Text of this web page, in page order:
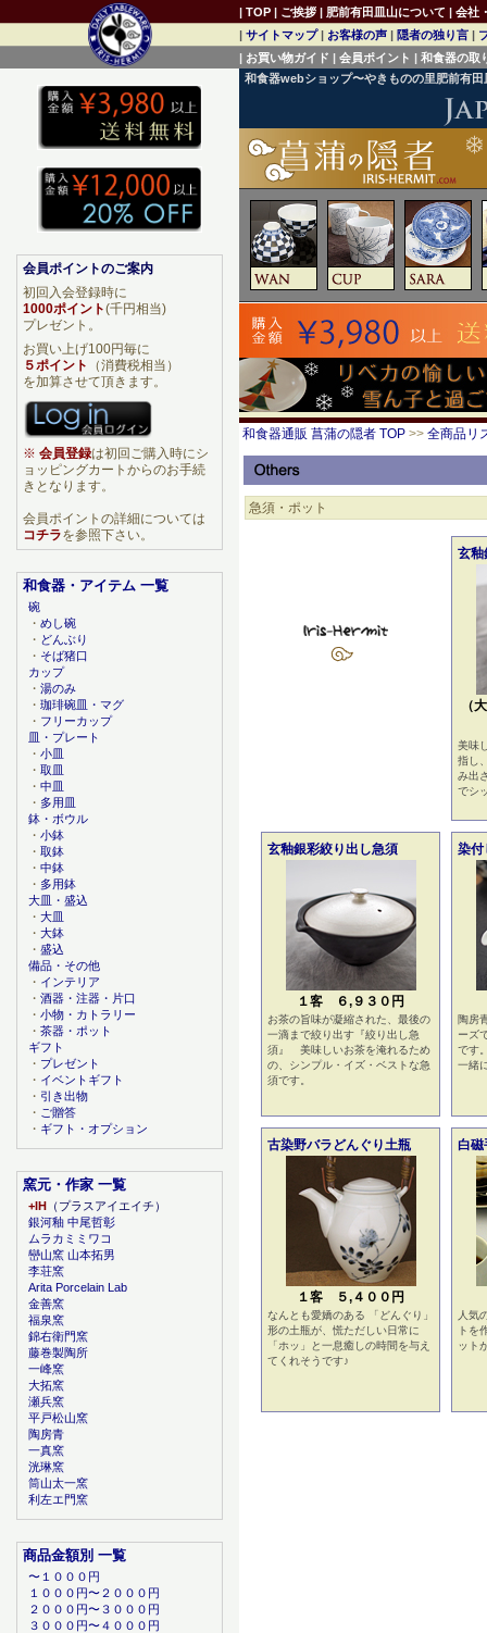
和食器webショップ〜やきものの里肥前有
和食器通販 菖蒲の隠者 TOP >> 全商品リ
急須・ポット
玄釉
（
美味
指し
み出
でシ
玄釉銀彩絞り出し急須
１客 ６,９３０円
お茶の旨味が凝縮された、最後の
一滴まで絞り出す『絞り出し急
須』 美味しいお茶を淹れるため
の、シンプル・イズ・ベストな急
須です。
染付
陶房
ーズ
です
一緒
古染野バラどんぐり土瓶
１客 ５,４００円
なんとも愛嬌のある 「どんぐり」
形の土瓶が、慌ただしい日常に
「ホッ」と一息癒しの時間を与え
てくれそうです♪
白磁
人気
トを
ット
会員ポイントのご案内
初回入会登録時に
1000ポイント(千円相当)
プレゼント。
お買い上げ100円毎に
５ポイント
（消費税相当）
を加算させて頂きます。
※ 会員登録は初回ご購入時にシ
ョッピングカートからのお手続
きとなります。
会員ポイントの詳細については
コチラを参照下さい。
和食器・アイテム 一覧
碗
・ めし碗
・ どんぶり
・ そば猪口
カップ
・ 湯のみ
・ 珈琲碗皿・マグ
・ フリーカップ
皿・プレート
・ 小皿
・ 取皿
・ 中皿
・ 多用皿
鉢・ボウル
・ 小鉢
・ 取鉢
・ 中鉢
・ 多用鉢
大皿・盛込
・ 大皿
・ 大鉢
・ 盛込
備品・その他
・ インテリア
・ 酒器・注器・片口
・ 小物・カトラリー
・ 茶器・ポット
ギフト
・ プレゼント
・ イベントギフト
・ 引き出物
・ ご贈答
・ ギフト・オプション
窯元・作家 一覧
+IH （プラスアイエイチ）
銀河釉 中尾哲彰
ムラカミミワコ
巒山窯 山本拓男
李荘窯
Arita Porcelain Lab
金善窯
福泉窯
錦右衛門窯
藤巻製陶所
一峰窯
大拓窯
瀬兵窯
平戸松山窯
陶房青
一真窯
洸琳窯
筒山太一窯
利左エ門窯
商品金額別 一覧
〜１０００円
１０００円〜２０００円
２０００円〜３０００円
３０００円〜４０００円
| TOP | ご挨拶 | 肥前有田皿山について | 会社
| サイトマップ| お客様の声 | 隠者の独り言 |
| お買い物ガイド | 会員ポイント | 和食器の取